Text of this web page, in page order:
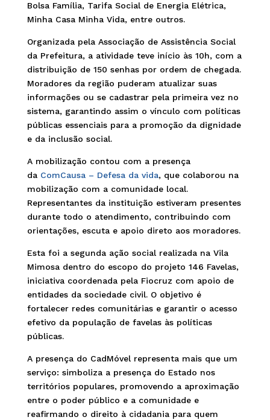
Bolsa Família, Tarifa Social de Energia Elétrica,
Minha Casa Minha Vida, entre outros.
Organizada pela Associação de Assistência Social
da Prefeitura, a atividade teve início às 10h, com a
distribuição de 150 senhas por ordem de chegada.
Moradores da região puderam atualizar suas
informações ou se cadastrar pela primeira vez no
sistema, garantindo assim o vínculo com políticas
públicas essenciais para a promoção da dignidade
e da inclusão social.
A mobilização contou com a presença
da ComCausa – Defesa da vida, que colaborou na
mobilização com a comunidade local.
Representantes da instituição estiveram presentes
durante todo o atendimento, contribuindo com
orientações, escuta e apoio direto aos moradores.
Esta foi a segunda ação social realizada na Vila
Mimosa dentro do escopo do projeto 146 Favelas,
iniciativa coordenada pela Fiocruz com apoio de
entidades da sociedade civil. O objetivo é
fortalecer redes comunitárias e garantir o acesso
efetivo da população de favelas às políticas
públicas.
A presença do CadMóvel representa mais que um
serviço: simboliza a presença do Estado nos
territórios populares, promovendo a aproximação
entre o poder público e a comunidade e
reafirmando o direito à cidadania para quem